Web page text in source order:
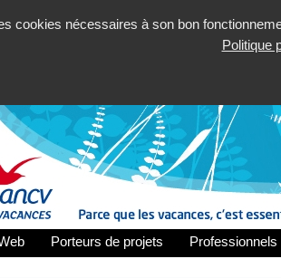
cookies nécessaires à son bon
Politique
Porteurs de projets